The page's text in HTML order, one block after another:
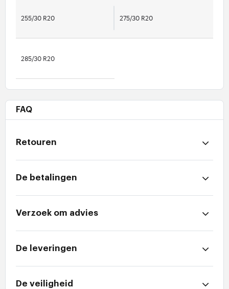
255/30 R20 275/30 R20
285/30 R20
FAQ
Retouren
De betalingen
Verzoek om advies
De leveringen
De veiligheid